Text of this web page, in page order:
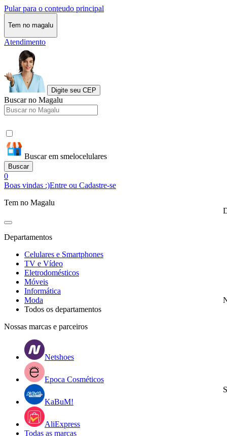
Pular para o conteudo principal
Tem no magalu
Atendimento
Digite seu CEP
Buscar no Magalu
Buscar em smelocelulares
Buscar
0
Boas vindas :)Entre ou Cadastre-se
Tem no Magalu
Departamentos
Celulares e Smartphones
TV e Vídeo
Eletrodomésticos
Móveis
Informática
Moda
Todos os departamentos
Nossas marcas e parceiros
Netshoes
Epoca Cosméticos
KaBuM!
AliExpress
Todas as marcas